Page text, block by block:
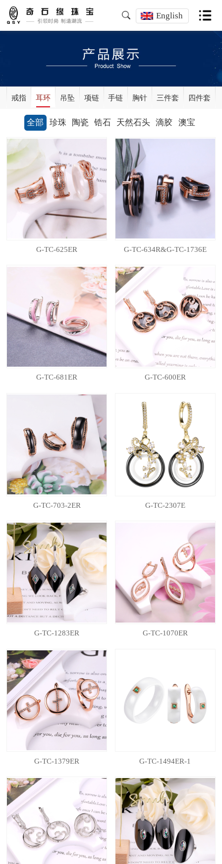
English
戒指 耳环 吊坠 项链 手链 胸针 三件套 四件套
全部 珍珠 陶瓷 锆石 天然石头 滴胶 澳宝
G-TC-625ER G-TC-634R&G-TC-1736E
G-TC-681ER G-TC-600ER
G-TC-703-2ER G-TC-2307E
G-TC-1283ER G-TC-1070ER
G-TC-1379ER G-TC-1494ER-1